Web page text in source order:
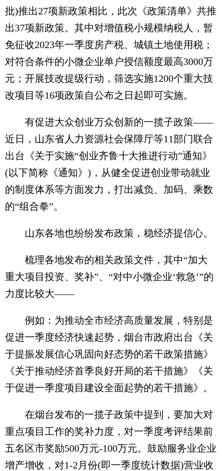
批)推出27项新政策相比，此次《政策清单》共推
出37项新政策。其中对增值税小规模纳税人，暂
免征收2023年一季度房产税、城镇土地使用税；
对符合条件的小微企业单户授信额度最高3000万
元；开展技改提级行动，筛选实施1200个重大技
改项目等16项政策自公布之日起即可实施。
有促进大众创业万众创新的一揽子政策——
近日，山东省人力资源社会保障厅等11部门联合
出台《关于实施“创业齐鲁十大推进行动”通知》
(以下简称《通知》)，从健全促进创业带动就业
的制度体系等方面发力，打出减负、加码、乘数
的“组合拳”。
山东各地也纷纷发布政策，稳经济提信心。
梳理各地发布的相关政策文件，其中“加大
重大项目投资、奖补”、“对中小微企业‘救急’”的
力度比较大——
例如：为推动全市经济高质量发展，特别是
促进一季度经济快速起势，烟台市政府出台《关
于提振发展信心巩固向好态势的若干政策措施》
《关于推动经济首季良好开局的若干措施》《关
于促进一季度项目建设全面起势的若干措施》。
在烟台发布的一揽子政策中提到，要加大对
重点项目工作的奖补力度，对一季度考评结果前
五名区市奖励500万元-100万元。鼓励服务业企业
增产增收，对1-2月份(即一季度统计数据)营业收